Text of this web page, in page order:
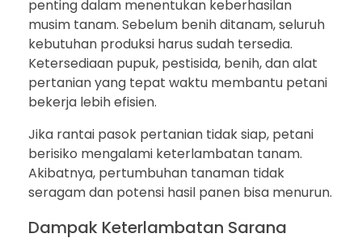
penting dalam menentukan keberhasilan
musim tanam. Sebelum benih ditanam, seluruh
kebutuhan produksi harus sudah tersedia.
Ketersediaan pupuk, pestisida, benih, dan alat
pertanian yang tepat waktu membantu petani
bekerja lebih efisien.
Jika rantai pasok pertanian tidak siap, petani
berisiko mengalami keterlambatan tanam.
Akibatnya, pertumbuhan tanaman tidak
seragam dan potensi hasil panen bisa menurun.
Dampak Keterlambatan Sarana